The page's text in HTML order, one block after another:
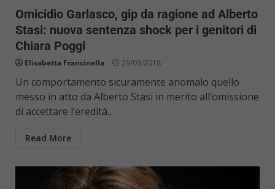
Omicidio Garlasco, gip da ragione ad Alberto
Stasi: nuova sentenza shock per i genitori di
Chiara Poggi
Elisabetta Francinella 29/03/2018
Un comportamento sicuramente anomalo quello
messo in atto da Alberto Stasi in merito all’omissione
di accettare l’eredità...
Read More